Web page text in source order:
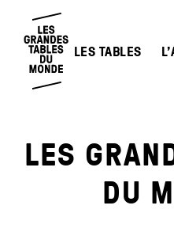
LES TABLES
LES
DU